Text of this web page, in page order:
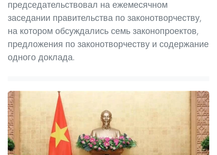
председательствовал на ежемесячном
заседании правительства по законотворчеству,
на котором обсуждались семь законопроектов,
предложения по законотворчеству и содержание
одного доклада.